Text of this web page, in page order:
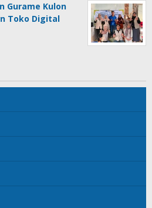
Gurame Kulon
Toko Digital